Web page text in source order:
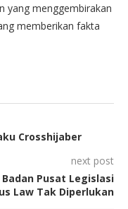
yang menggembirakan
memberikan fakta
Crosshijaber
next post
Pusat Legislasi
Law Tak Diperlukan